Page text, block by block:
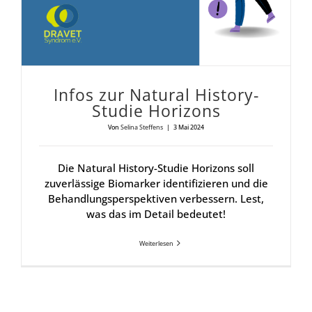
Infos zur Natu­ral Histo­ry-
Stu­die Hori­zons
Von Selina Steffens | 3 Mai 2024
Die Natural History-Studie Horizons soll
zuverlässige Biomarker identifizieren und die
Behandlungsperspektiven verbessern. Lest,
was das im Detail bedeutet!
Weiterlesen